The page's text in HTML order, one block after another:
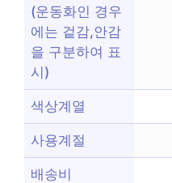
(운동화인 경우
에는 겉감,안감
을 구분하여 표
시)
색상계열
사용계절
배송비